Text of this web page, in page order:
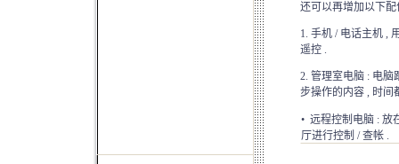
还可以再增加以下配
1. 手机 / 电话主机 ,
遥控 .
2. 管理室电脑 : 电脑
步操作的内容 , 时间
• 远程控制电脑 : 放
厅进行控制 / 查帐 .